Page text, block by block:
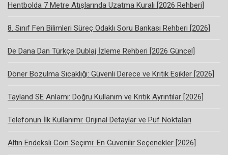
Hentbolda 7 Metre Atışlarında Uzatma Kuralı [2026 Rehberi]
8. Sınıf Fen Bilimleri Süreç Odaklı Soru Bankası Rehberi [2026]
De Dana Dan Türkçe Dublaj İzleme Rehberi [2026 Güncel]
Döner Bozulma Sıcaklığı: Güvenli Derece ve Kritik Eşikler [2026]
Tayland SE Anlamı: Doğru Kullanım ve Kritik Ayrıntılar [2026]
Telefonun İlk Kullanımı: Orijinal Detaylar ve Püf Noktaları
Altın Endeksli Coin Seçimi: En Güvenilir Seçenekler [2026]